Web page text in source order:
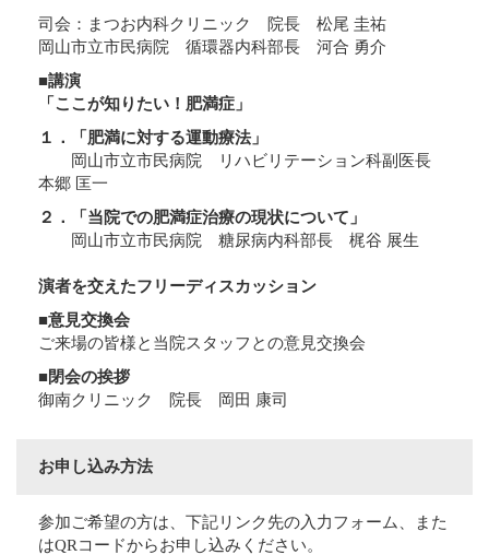
司会：まつお内科クリニック 院長 松尾 圭祐
岡山市立市民病院 循環器内科部長 河合 勇介
■講演
「ここが知りたい！肥満症」
１．「肥満に対する運動療法」
岡山市立市民病院 リハビリテーション科副医長
本郷 匡一
２．「当院での肥満症治療の現状について」
岡山市立市民病院 糖尿病内科部長 梶谷 展生
演者を交えたフリーディスカッション
■意見交換会
ご来場の皆様と当院スタッフとの意見交換会
■閉会の挨拶
御南クリニック 院長 岡田 康司
お申し込み方法
参加ご希望の方は、下記リンク先の入力フォーム、また
はQRコードからお申し込みください。